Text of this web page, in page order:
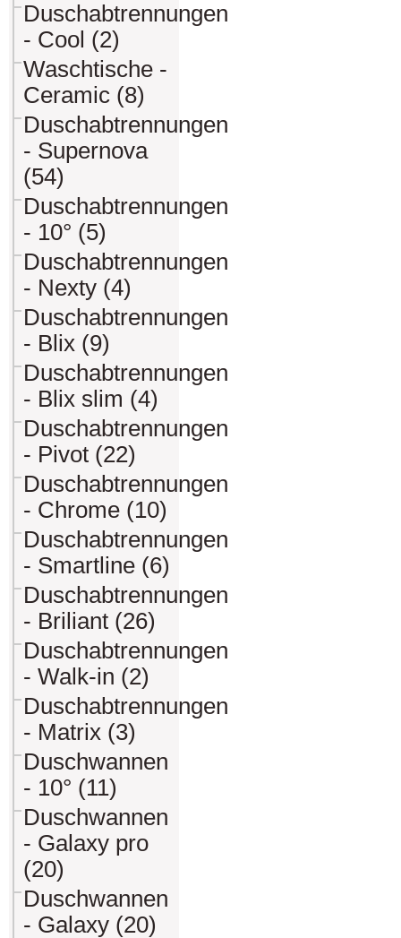
Duschabtrennungen
- Cool (2)
Waschtische -
Ceramic (8)
Duschabtrennungen
- Supernova
(54)
Duschabtrennungen
- 10° (5)
Duschabtrennungen
- Nexty (4)
Duschabtrennungen
- Blix (9)
Duschabtrennungen
- Blix slim (4)
Duschabtrennungen
- Pivot (22)
Duschabtrennungen
- Chrome (10)
Duschabtrennungen
- Smartline (6)
Duschabtrennungen
- Briliant (26)
Duschabtrennungen
- Walk-in (2)
Duschabtrennungen
- Matrix (3)
Duschwannen
- 10° (11)
Duschwannen
- Galaxy pro
(20)
Duschwannen
- Galaxy (20)